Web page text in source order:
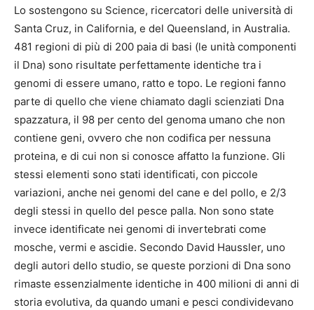
Lo sostengono su Science, ricercatori delle università di
Santa Cruz, in California, e del Queensland, in Australia.
481 regioni di più di 200 paia di basi (le unità componenti
il Dna) sono risultate perfettamente identiche tra i
genomi di essere umano, ratto e topo. Le regioni fanno
parte di quello che viene chiamato dagli scienziati Dna
spazzatura, il 98 per cento del genoma umano che non
contiene geni, ovvero che non codifica per nessuna
proteina, e di cui non si conosce affatto la funzione. Gli
stessi elementi sono stati identificati, con piccole
variazioni, anche nei genomi del cane e del pollo, e 2/3
degli stessi in quello del pesce palla. Non sono state
invece identificate nei genomi di invertebrati come
mosche, vermi e ascidie. Secondo David Haussler, uno
degli autori dello studio, se queste porzioni di Dna sono
rimaste essenzialmente identiche in 400 milioni di anni di
storia evolutiva, da quando umani e pesci condividevano